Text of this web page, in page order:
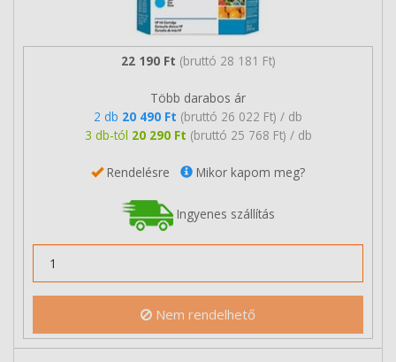
22 190 Ft (bruttó 28 181 Ft)
Több darabos ár
2 db 20 490 Ft (bruttó 26 022 Ft) / db
3 db-tól 20 290 Ft (bruttó 25 768 Ft) / db
Rendelésre Mikor kapom meg?
Ingyenes szállítás
Nem rendelhető